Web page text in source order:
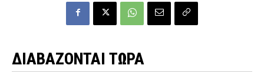
ΔΙΑΒΑΖΟΝΤΑΙ ΤΩΡΑ